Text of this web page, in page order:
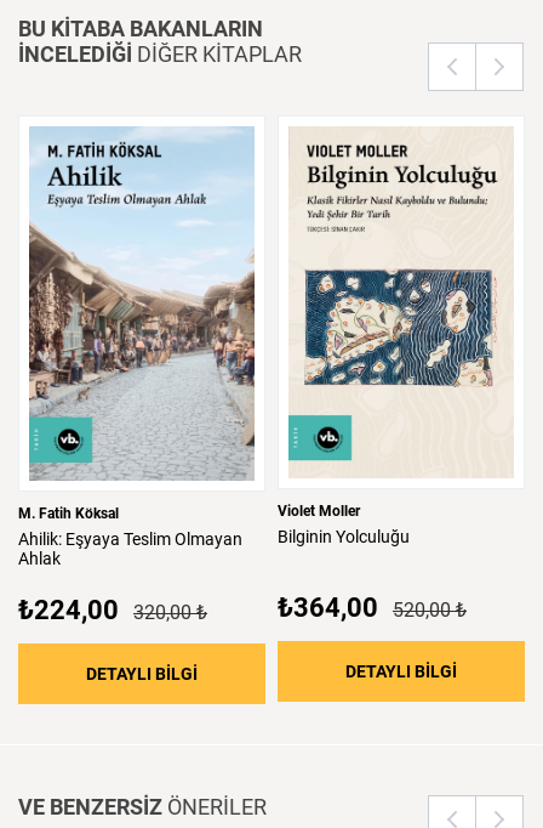
BU KİTABA BAKANLARIN
İNCELEDİĞİ DİĞER KİTAPLAR
M. Fatih Köksal
Ahilik: Eşyaya TeslimOlmayan
Ahlak
₺224,00 320,00 ₺
DETAYLI BİLGİ : Ahilik: Eşyaya Teslim Olmayan Ahlak
Violet Moller
Bilginin Yolculuğu
₺364,00 520,00 ₺
DETAYLI BİLGİ
VE BENZERSİZ ÖNERİLER